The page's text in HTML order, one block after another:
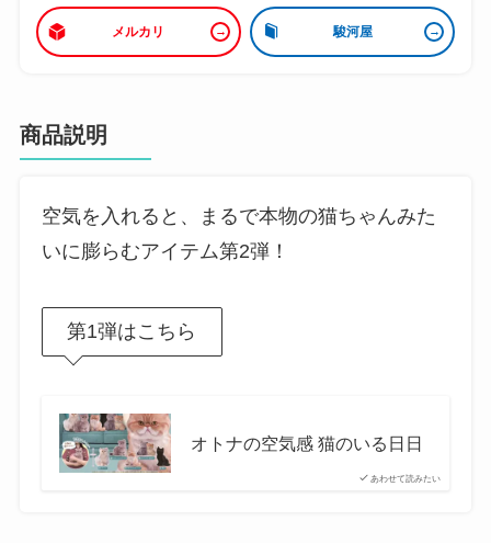
メルカリ 駿河屋
商品説明
空気を入れると、まるで本物の猫ちゃんみた
いに膨らむアイテム第2弾！
第1弾はこちら
あわせて読みたい
オトナの空気感 猫のいる日日